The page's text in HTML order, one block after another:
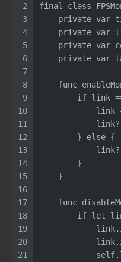
2
3
4
5
6
7
8
9
10
11
12
13
14
15
16
17
18
19
20
21
final class
private var
private var
private var
private var
func
if link
link
        } else {
        }
    }
func
if let